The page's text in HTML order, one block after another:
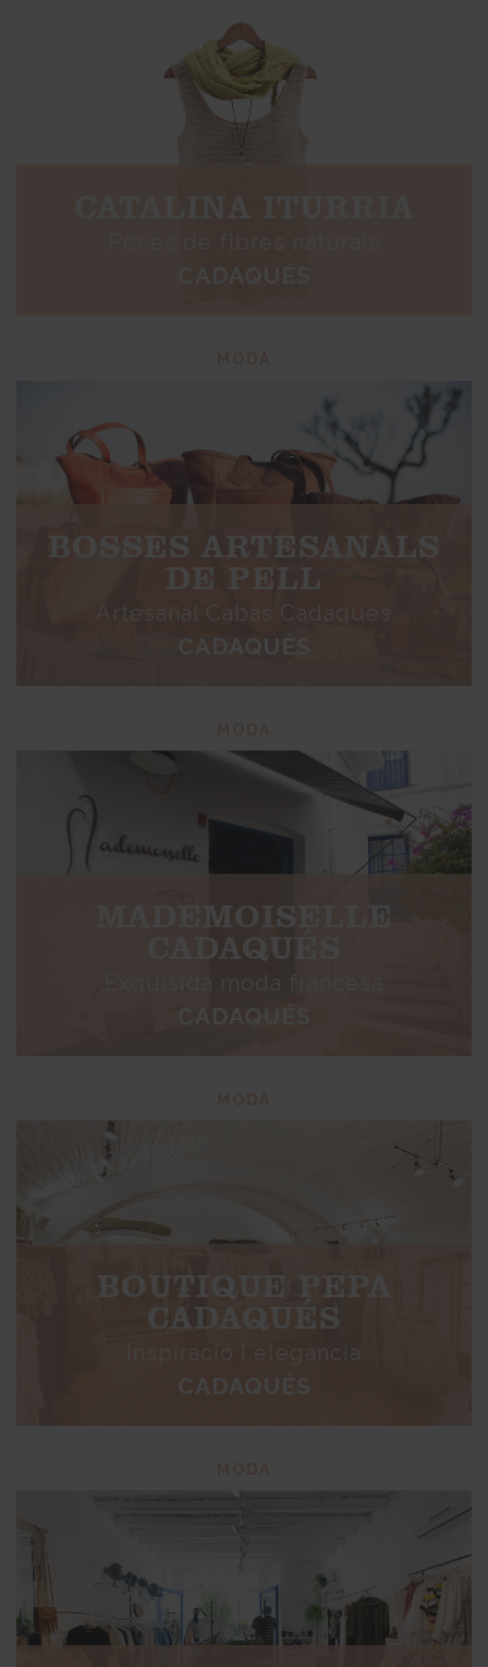
BOSSES ARTESANALS
DE PELL
Artesanal Cabàs Cadaqués
CADAQUÉS
MADEMOISELLE
CADAQUÉS
Exquisida moda francesa
BOUTIQUE PEPA
CADAQUÉS
Inspiració i elegància
CADAQUÉS